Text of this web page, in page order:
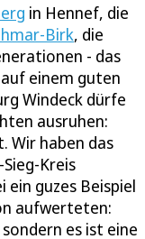
in Hennef, die
Birk, die
- das
einem guten
Windeck dürfe
ausruhen:
Wir haben das
Kreis
ein guzes Beispiel
aufwerteten:
es ist eine